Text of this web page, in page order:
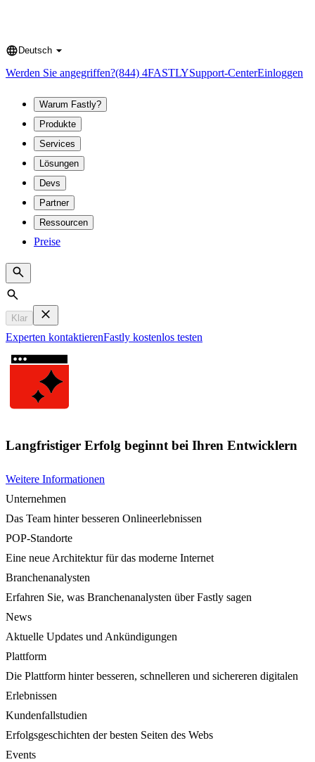
Language
Deutsch
Werden Sie angegriffen?(844) 4FASTLYSupport-CenterEinloggen
Warum Fastly?
Produkte
Services
Lösungen
Devs
Partner
Ressourcen
Preise
Search
Klar
Experten kontaktierenFastly kostenlos testen
Langfristiger Erfolg beginnt bei Ihren Entwicklern
Weitere Informationen
Unternehmen
Das Team hinter besseren Onlineerlebnissen
POP-Standorte
Eine neue Architektur für das moderne Internet
Branchenanalysten
Erfahren Sie, was Branchenanalysten über Fastly sagen
News
Aktuelle Updates und Ankündigungen
Plattform
Die Plattform hinter besseren, schnelleren und sichereren digitalen
Erlebnissen
Kundenfallstudien
Erfolgsgeschichten der besten Seiten des Webs
Events